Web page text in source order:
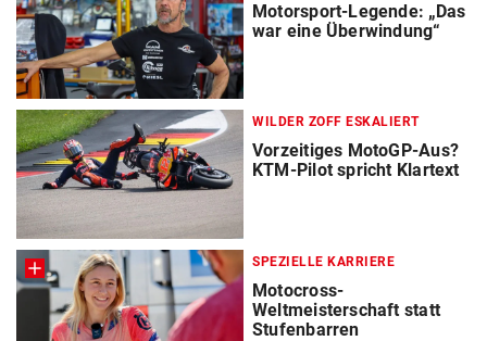
Motorsport-Legende: „Das
war eine Überwindung“
WILDER ZOFF ESKALIERT
Vorzeitiges MotoGP-Aus?
KTM-Pilot spricht Klartext
SPEZIELLE KARRIERE
Motocross-
Weltmeisterschaft statt
Stufenbarren